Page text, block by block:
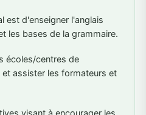
est d'enseigner l'anglais
les bases de la grammaire.
écoles/centres de
assister les formateurs et